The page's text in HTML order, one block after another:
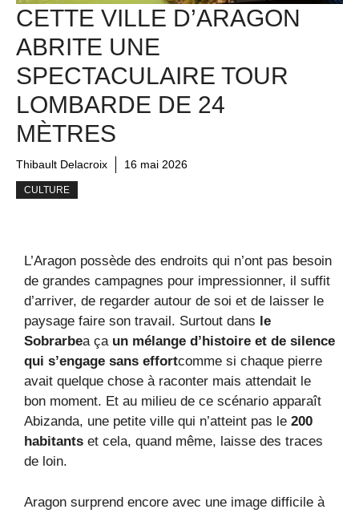
CETTE VILLE D’ARAGON
ABRITE UNE
SPECTACULAIRE TOUR
LOMBARDE DE 24
MÈTRES
Thibault Delacroix 16 mai 2026
CULTURE
L’Aragon possède des endroits qui n’ont pas besoin
de grandes campagnes pour impressionner, il suffit
d’arriver, de regarder autour de soi et de laisser le
paysage faire son travail. Surtout dans le
Sobrarbea ça un mélange d’histoire et de silence
qui s’engage sans effortcomme si chaque pierre
avait quelque chose à raconter mais attendait le
bon moment. Et au milieu de ce scénario apparaît
Abizanda, une petite ville qui n’atteint pas le 200
habitants et cela, quand même, laisse des traces
de loin.
Aragon surprend encore avec une image difficile à